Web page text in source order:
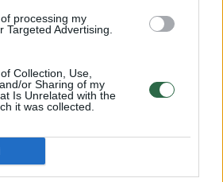
processing my
Targeted Advertising.
Collection, Use,
or Sharing of my
Is Unrelated with the
it was collected.
00:00:57
karštas: temperatūra kils iki
00:00:59
Vilniaus Vakarinis aplinkkelis: